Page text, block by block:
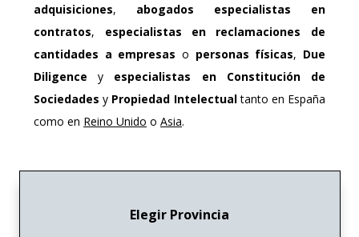
adquisiciones, abogados especialistas en
contratos, especialistas en reclamaciones de
cantidades a empresas o personas físicas, Due
Diligence y especialistas en Constitución de
Sociedades y Propiedad Intelectualtanto en España
como en Reino Unido oAsia.
Elegir Provincia